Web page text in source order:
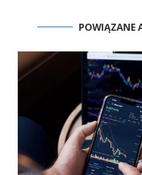
POWIĄZANE